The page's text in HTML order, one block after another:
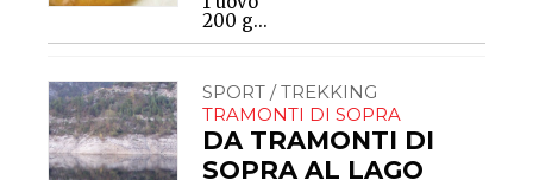
200 g...
SPORT / TREKKING
TRAMONTI DI SOPRA
DA TRAMONTI DI
SOPRA AL LAGO